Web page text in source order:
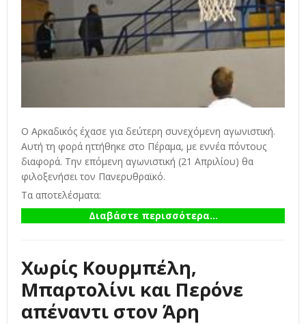
Ο Αρκαδικός έχασε για δεύτερη συνεχόμενη αγωνιστική.
Αυτή τη φορά ηττήθηκε στο Πέραμα, με εννέα πόντους
διαφορά. Την επόμενη αγωνιστική (21 Απριλίου) θα
φιλοξενήσει τον Πανερυθραϊκό.
Τα αποτελέσματα:
Διαβάστε περισσότερα...
Χωρίς Κουρμπέλη,
Μπαρτολίνι και Περόνε
απέναντι στον Άρη